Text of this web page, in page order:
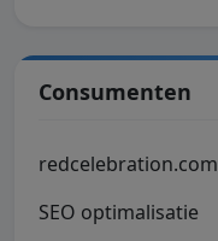
Consumenten
redcelebration.com
SEO optimalisatie